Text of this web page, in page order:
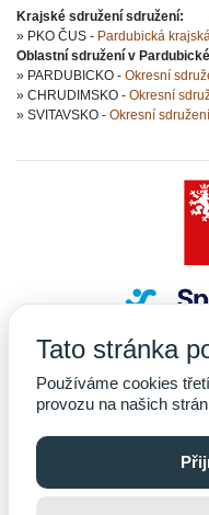
Krajské sdružení sdružení:
» PKO ČUS - Pardubická
Oblastní sdružení v
» PARDUBICKO - Okresní
» CHRUDIMSKO - Okresní
» SVITAVSKO - Okresní
PROVOZOVÁNO NA
Tato stránka
Používáme cookies
provozu na našich